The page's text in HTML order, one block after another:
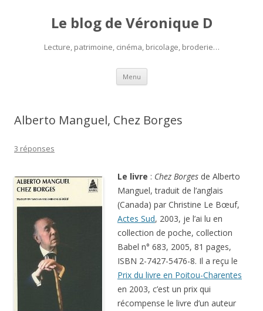
Le blog de Véronique D
Lecture, patrimoine, cinéma, bricolage, broderie…
Menu Aller
contenu
Alberto Manguel, Chez Borges
3 réponses
Le livre : Chez Borges de Alberto
Manguel, traduit de l’anglais
(Canada) par Christine Le Bœuf,
Actes Sud, 2003, je l’ai lu en
collection de poche, collection
Babel n° 683, 2005, 81 pages,
ISBN 2-7427-5476-8. Il a reçu le
Prix du livre en Poitou-Charentes
en 2003, c’est un prix qui
récompense le livre d’un auteur